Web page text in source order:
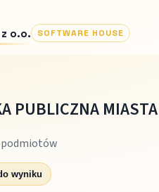
o.o. SOFTWARE HOUSE
PUBLICZNA
wyniku